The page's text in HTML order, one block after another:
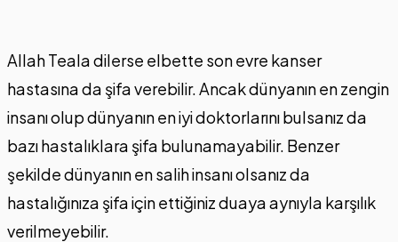
Allah Teala dilerse elbette son evre kanser
hastasına da şifa verebilir. Ancak dünyanın en zengin
insanı olup dünyanın en iyi doktorlarını bulsanız da
bazı hastalıklara şifa bulunamayabilir. Benzer
şekilde dünyanın en salih insanı olsanız da
hastalığınıza şifa için ettiğiniz duaya aynıyla karşılık
verilmeyebilir.